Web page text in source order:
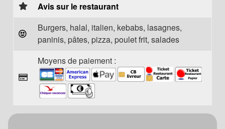
Avis sur le restaurant
Burgers, halal, italien, kebabs, lasagnes,
paninis, pâtes, pizza, poulet frit, salades
Moyens de paiement :